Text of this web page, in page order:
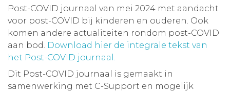
Post-COVID journaal van mei 2024 met aandacht
voor post-COVID bij kinderen en ouderen. Ook
komen andere actualiteiten rondom post-COVID
aan bod. Download hier de integrale tekst van
het Post-COVID journaal.
Dit Post-COVID journaal is gemaakt in
samenwerking met C-Support en mogelijk